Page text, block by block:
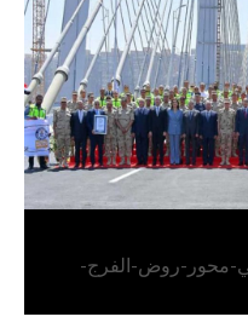
مصر
محور-روض-الفرج-